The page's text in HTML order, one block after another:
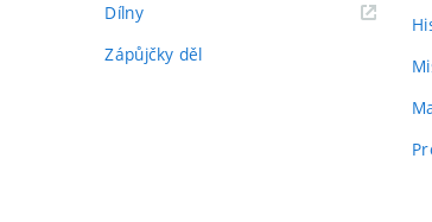
Dílny
Zápůjčky děl